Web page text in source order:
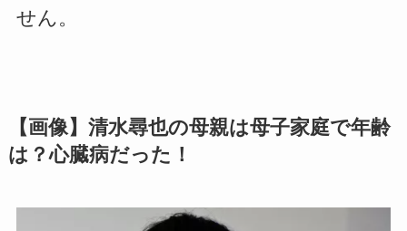
せん。
【画像】清水尋也の母親は母子家庭で年齢
は？心臓病だった！